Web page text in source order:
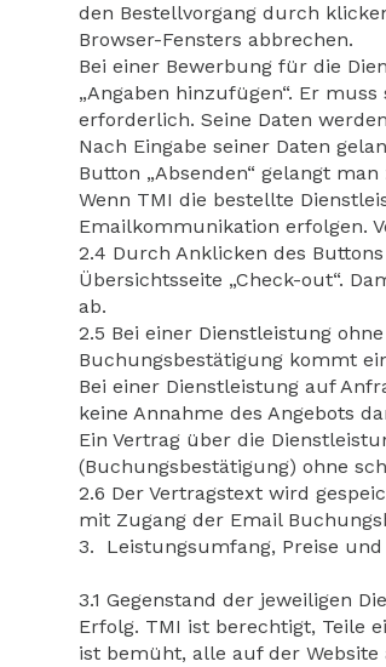
den Bestellvorgang durch
Browser-Fensters abbrechen.
Bei einer Bewerbung für die
„Angaben hinzufügen“. Er
erforderlich. Seine Daten
Nach Eingabe seiner Daten
Button „Absenden“ gelangt
Wenn TMI die bestellte
Emailkommunikation erfolgen.
2.4 Durch Anklicken des
Übersichtsseite „Check-out“.
ab.
2.5 Bei einer Dienstleistung
Buchungsbestätigung kommt
Bei einer Dienstleistung auf
keine Annahme des Angebots
Ein Vertrag über die
(Buchungsbestätigung) ohne
2.6 Der Vertragstext wird
mit Zugang der Email
3. Leistungsumfang, Preise
3.1 Gegenstand der jeweiligen
Erfolg. TMI ist berechtigt, Teile
ist bemüht, alle auf der